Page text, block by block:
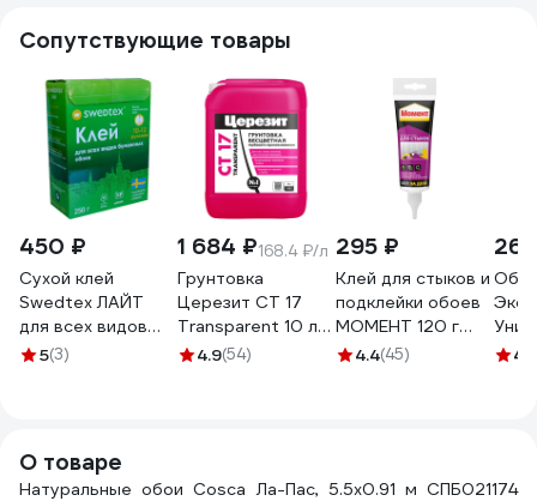
Сопутствующие товары
450 ₽
Сухой клей
Swedtex ЛАЙТ
для всех видов
бумажных обоев,
5(3)
1 684 ₽168.4 ₽/л
Грунтовка
Церезит CT 17
Transparent 10 л
3040053
4.9(54)
295 ₽
Клей для стыков и
подклейки обоев
МОМЕНТ 120 г
3040161
4.4(45)
Экон
2004.8
О товаре
Натуральные обои Cosca Ла-Пас, 5.5x0.91 м СПБ021174